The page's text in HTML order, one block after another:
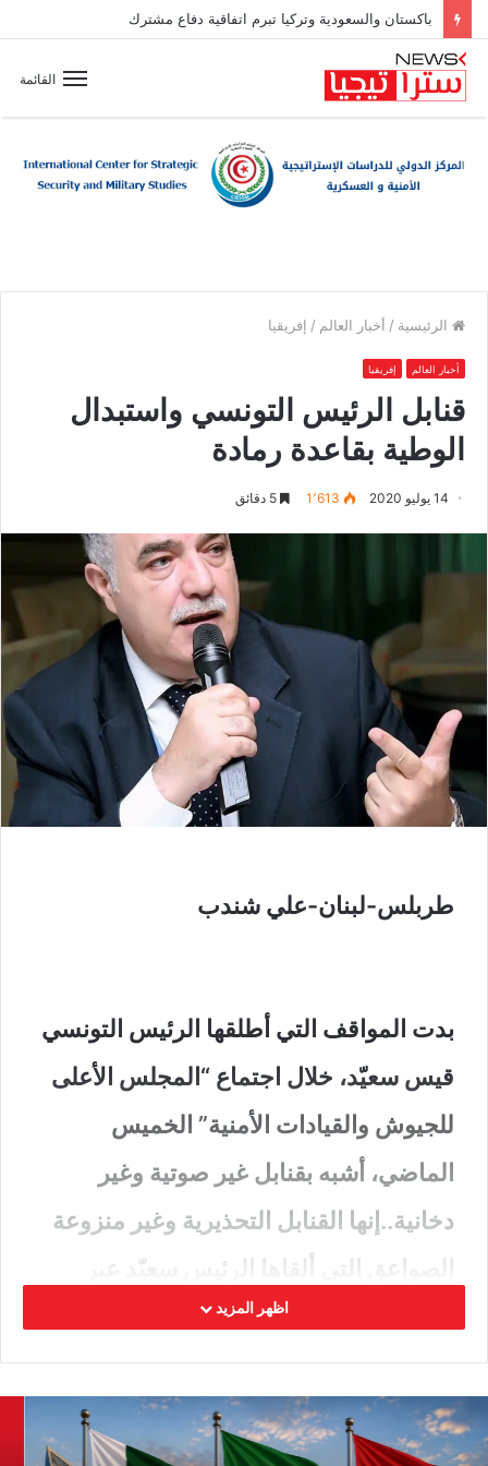
باكستان والسعودية وتركيا تبرم اتفاقية دفاع مشترك
القائمة
الرئيسية / أخبار العالم / إفريقيا
أخبار العالم إفريقيا
قنابل الرئيس التونسي واستبدال
الوطية بقاعدة رمادة
14 يوليو 2020 1٬613
طربلس-لبنان-علي شندب
بدت المواقف التي أطلقها الرئيس التونسي
قيس سعيّد، خلال اجتماع “المجلس الأعلى
للجيوش والقيادات الأمنية” الخميس
الماضي، أشبه بقنابل غير صوتية وغير
دخانية..إنها القنابل التحذيرية وغير منزوعة
الصواعق التي ألقاها الرئيس سعيّد عبر
التلفزة التونسية وتناقلها الإعلام الدولي.
ظرفا دقيقا قد يكون من أخطر اللحظات التي تعيشها
اظهر المزيد